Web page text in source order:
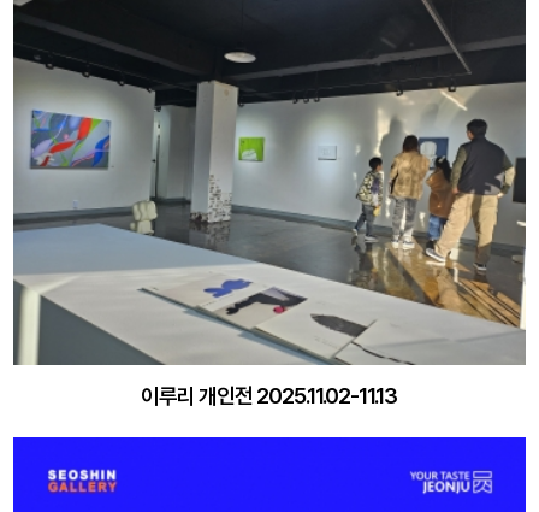
이루리 개인전 2025.11.02-11.13